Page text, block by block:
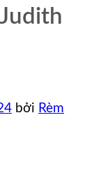
bởi Rèm